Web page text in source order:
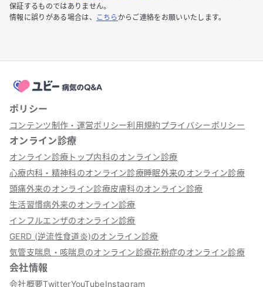
保証するものではありません。
情報に誤りがある場合は、
こちら からご連絡をお願いいたします。
ポリシー
コンテンツ制作・運営ポリシー利用規約プライバシーポリシー
オンライン診療
オンライン診療トップ内科のオンライン診療
心療内科・精神科のオンライン診療睡眠外来のオンライン診療
頭痛外来のオンライン診療皮膚科のオンライン診療
生活習慣病外来のオンライン診療
インフルエンザのオンライン診療
GERD (逆流性食道炎)のオンライン診療
気管支喘息・咳喘息のオンライン診療花粉症のオンライン診療
会社情報
会社概要TwitterYouTubeInstagram